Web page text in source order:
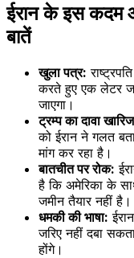
ईरान के इस कदम
बातें
खुला पत्र:
करते हुए एक लेटर
जाएगा।
ट्रम्प का दावा
को ईरान ने गलत
मांग कर रहा है।
बातचीत पर रोक:
है कि अमेरिका के
जमीन तैयार नहीं है।
धमकी की भाषा:
जरिए नहीं दबा
होंगे।